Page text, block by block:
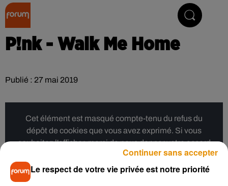
P!nk - Walk Me Home
Publié : 27 mai 2019
Cet élément est masqué compte-tenu du refus du
dépôt de cookies que vous avez exprimé. Si vous
souhaitez l'afficher, merci de nous donner votre accord
en cliquant sur le bouton ci-dessous.
Le respect de votre vie privée est notre priorité
Continuer sans accepter